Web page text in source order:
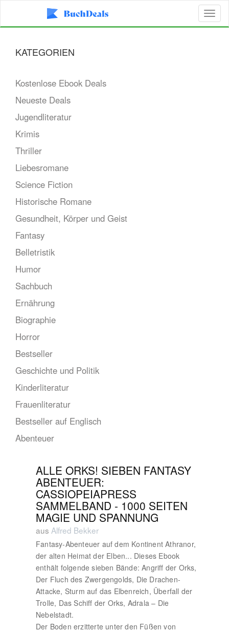
KATEGORIEN
Kostenlose Ebook Deals
Neueste Deals
Jugendliteratur
Krimis
Thriller
Liebesromane
Science Fiction
Historische Romane
Gesundheit, Körper und Geist
Fantasy
Belletristik
Humor
Sachbuch
Ernährung
Biographie
Horror
Bestseller
Geschichte und Politik
Kinderliteratur
Frauenliteratur
Bestseller auf Englisch
Abenteuer
ALLE ORKS! SIEBEN FANTASY
ABENTEUER:
CASSIOPEIAPRESS
SAMMELBAND - 1000 SEITEN
MAGIE UND SPANNUNG
aus Alfred Bekker
Fantasy-Abenteuer auf dem Kontinent Athranor,
der alten Heimat der Elben... Dieses Ebook
enthält folgende sieben Bände: Angriff der Orks,
Der Fluch des Zwergengolds, Die Drachen-
Attacke, Sturm auf das Elbenreich, Überfall der
Trolle, Das Schiff der Orks, Adrala – Die
Nebelstadt.
Der Boden erzitterte unter den Füßen von